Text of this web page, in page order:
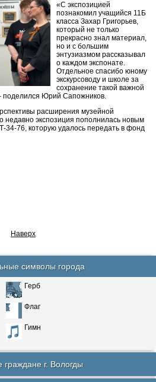
«С экспозицией
познакомил учащийся 11Б
класса Захар Григорьев,
который не только
прекрасно знал материал,
но и с большим
энтузиазмом рассказывал
о каждом экспонате.
Отдельное спасибо юному
экскурсоводу и школе за
сохранение такой важной
- поделился Юрий Сапожников.
расширения музейной
недавно экспозиция пополнилась новым
34-76, которую удалось передать в фонд
Наверх
символы города
Герб
Флаг
Гимн
граждане г. Вологды